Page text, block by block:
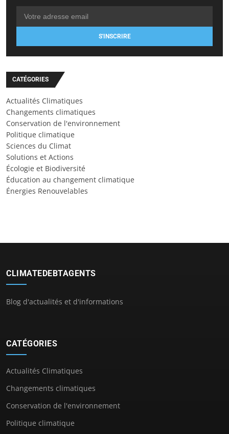
S'INSCRIRE
CATÉGORIES
Actualités Climatiques
Changements climatiques
Conservation de l'environnement
Politique climatique
Sciences du Climat
Solutions et Actions
Écologie et Biodiversité
Éducation au changement climatique
Énergies Renouvelables
CLIMATEDEBTAGENTS
Blog d'actualités et d'informations
CATÉGORIES
Actualités Climatiques
Changements climatiques
Conservation de l'environnement
Politique climatique